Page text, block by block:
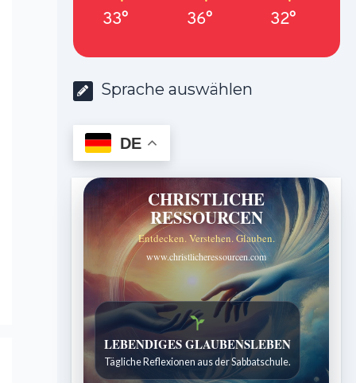
33° 36° 32°
Sprache auswählen
DE
CHRISTLICHE
RESSOURCEN
Entdecken. Verstehen. Glauben.
www.christlicheressourcen.com
LEBENDIGES GLAUBENSLEBEN
Tägliche Reflexionen aus der Sabbatschule.